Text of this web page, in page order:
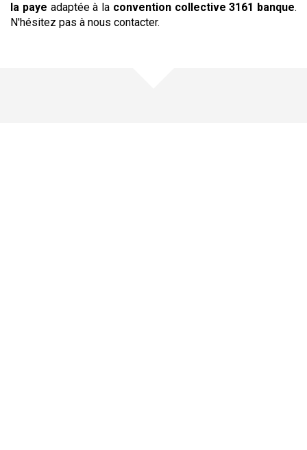
la paye adaptée à la convention collective3161 banque.
N'hésitez pas à nous contacter.